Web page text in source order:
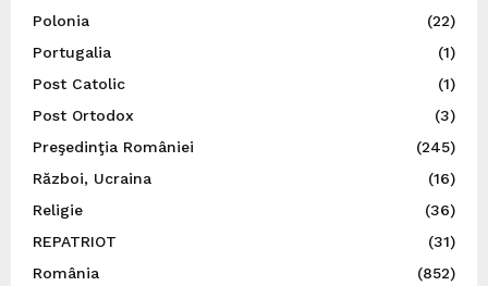
Polonia
(22)
Portugalia
(1)
Post Catolic
(1)
Post Ortodox
(3)
Preşedinţia României
(245)
Război, Ucraina
(16)
Religie
(36)
REPATRIOT
(31)
România
(852)